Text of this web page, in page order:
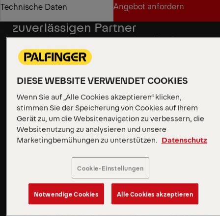
Technische Daten
Technische Daten
Angebot anfordern
Angebot anfordern
Vielseitigkeit für einen
zuverlässigen Partner
Das Schiebearmsystem passt sich problemlos an
Container unterschiedlicher Längen an und bietet
Flexibilität für eine Vielzahl von Anwendungen.
Dieses intelligente Design gewährleistet eine
reibungslose, intuitive Bedienung, passt sich schnell
an unterschiedliche Anforderungen an und ist ein
verlässlicher Partner für effiziente und zuverlässige
Leistung.
Mehr erfahren
DIESE WEBSITE VERWENDET COOKIES
Wenn Sie auf „Alle Cookies akzeptieren“ klicken,
stimmen Sie der Speicherung von Cookies auf Ihrem
Gerät zu, um die Websitenavigation zu verbessern, die
Websitenutzung zu analysieren und unsere
Marketingbemühungen zu unterstützen.
Datenschutz
Cookie-Einstellungen
Notwendige Cookies Alle Cookies akzeptieren